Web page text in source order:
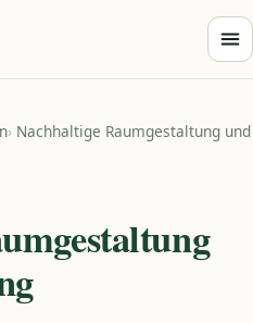
› Nachhaltige Raumgestaltung und